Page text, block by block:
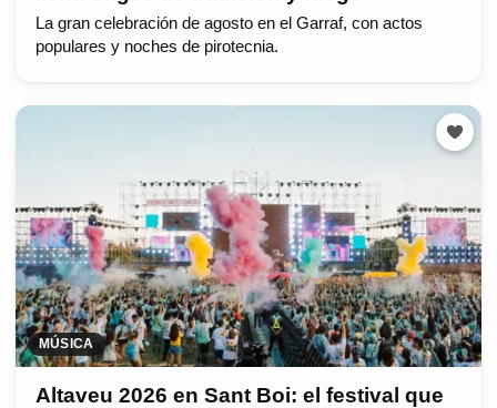
La gran celebración de agosto en el Garraf, con actos
populares y noches de pirotecnia.
MÚSICA
Altaveu 2026 en Sant Boi: el festival que